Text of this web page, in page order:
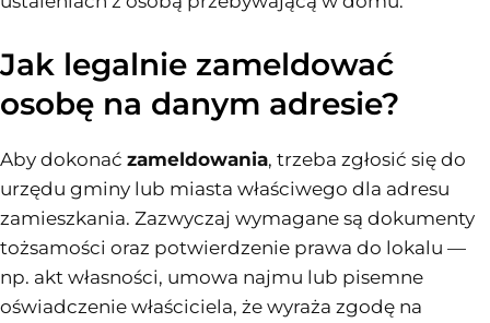
Jak legalnie zameldować
osobę na danym adresie?
Aby dokonać zameldowania, trzeba zgłosić się do
urzędu gminy lub miasta właściwego dla adresu
zamieszkania. Zazwyczaj wymagane są dokumenty
tożsamości oraz potwierdzenie prawa do lokalu —
np. akt własności, umowa najmu lub pisemne
oświadczenie właściciela, że wyraża zgodę na